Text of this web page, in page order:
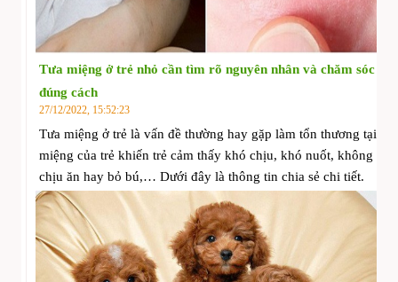
Tưa miệng ở trẻ nhỏ cần tìm rõ nguyên nhân và chăm sóc
đúng cách
27/12/2022, 15:52:23
Tưa miệng ở trẻ là vấn đề thường hay gặp làm tổn thương tại
miệng của trẻ khiến trẻ cảm thấy khó chịu, khó nuốt, không
chịu ăn hay bỏ bú,… Dưới đây là thông tin chia sẻ chi tiết.